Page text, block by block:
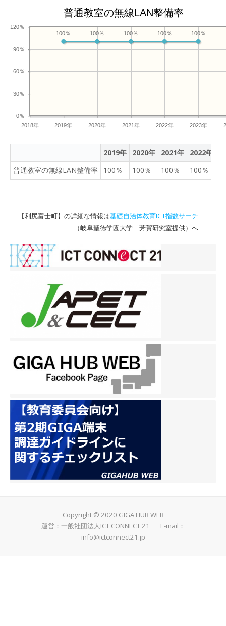
普通教室の無線LAN整備率
2018年 2019年 2020年 2021年 2022年 2023年
0％
30％
60％
90％
120％
100％
100％
100％
100％
100％
2019年 2020年 2021年 2022年
普通教室の無線LAN整備率
100％ 100％ 100％ 100％
【利尻富士町】の詳細な情報は基礎自治体教育ICT指数サーチ
（岐阜聖徳学園大学 芳賀研究室提供）へ
Copyright © 2020 GIGA HUB WEB
運営：一般社団法人ICT CONNECT 21 E-mail：
info@ictconnect21.jp